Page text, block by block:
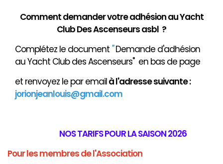
Comment demander votre adhésion au Yacht
Club Des Ascenseurs asbl ?
Complétez le document "Demande d'adhésion
au Yacht Club des Ascenseurs" en bas de page
et renvoyez le par emailàl'adresse suivante :
jorionjeanlouis@gmail.com
NOS TARIFS POUR LA SAISON 2026
Pour les membres de l'Association